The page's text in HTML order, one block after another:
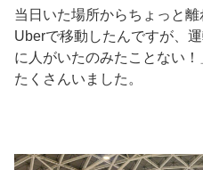
当日いた場所からちょっと
Uberで移動したんですが、
に人がいたのみたことない
たくさんいました。